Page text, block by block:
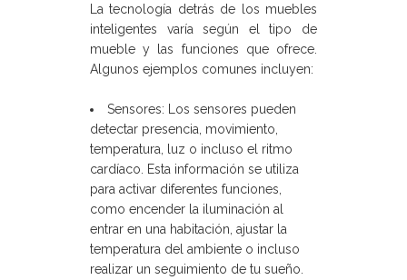
La tecnología detrás de los muebles
inteligentes varía según el tipo de
mueble y las funciones que ofrece.
Algunos ejemplos comunes incluyen:
Sensores: Los sensores pueden
detectar presencia, movimiento,
temperatura, luz o incluso el ritmo
cardíaco. Esta información se utiliza
para activar diferentes funciones,
como encender la iluminación al
entrar en una habitación, ajustar la
temperatura del ambiente o incluso
realizar un seguimiento de tu sueño.